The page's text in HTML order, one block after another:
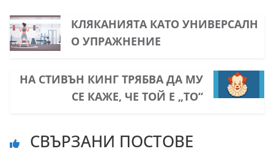
КЛЯКАНИЯТА КАТО УНИВЕРСАЛН
О УПРАЖНЕНИЕ
НА СТИВЪН КИНГ ТРЯБВА ДА МУ
СЕ КАЖЕ, ЧЕ ТОЙ Е „ТО“
СВЪРЗАНИ ПОСТОВЕ